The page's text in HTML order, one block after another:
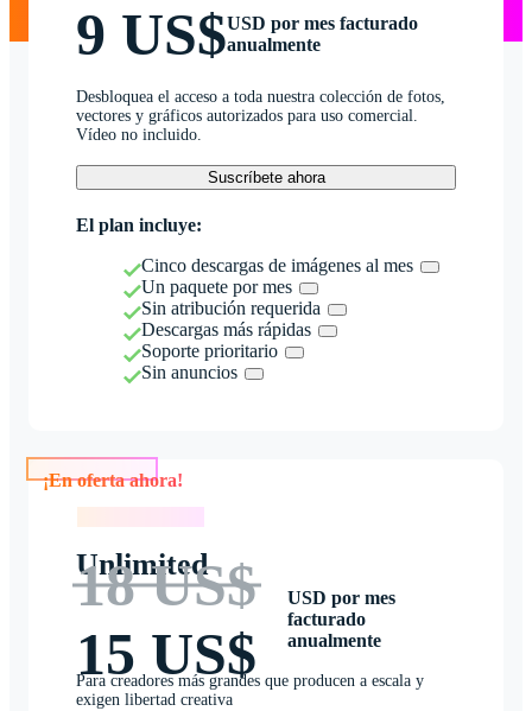
9 US$USD por mes facturado
anualmente
Desbloquea el acceso a toda nuestra colección de fotos,
vectores y gráficos autorizados para uso comercial.
Vídeo no incluido.
Suscríbete ahora
El plan incluye:
Cinco descargas de imágenes al mes
Un paquete por mes
Sin atribución requerida
Descargas más rápidas
Soporte prioritario
Sin anuncios
Unlimited
18 US$
15 US$
USD por mes
facturado
anualmente
Para creadores más grandes que producen a escala y
exigen libertad creativa